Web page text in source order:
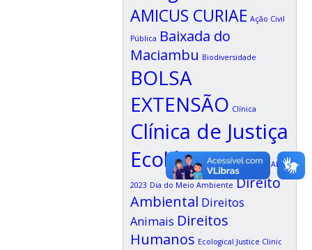
AMICUS CURIAE Ação Civil
Pública Baixada do
Maciambu Biodiversidade
BOLSA
EXTENSÃO Clínica
Clínica de Justiça
Ecológica Congresso ADALF
2023 Dia do Meio Ambiente Direito
Ambiental Direitos
Animais Direitos
Humanos Ecological Justice Clinic